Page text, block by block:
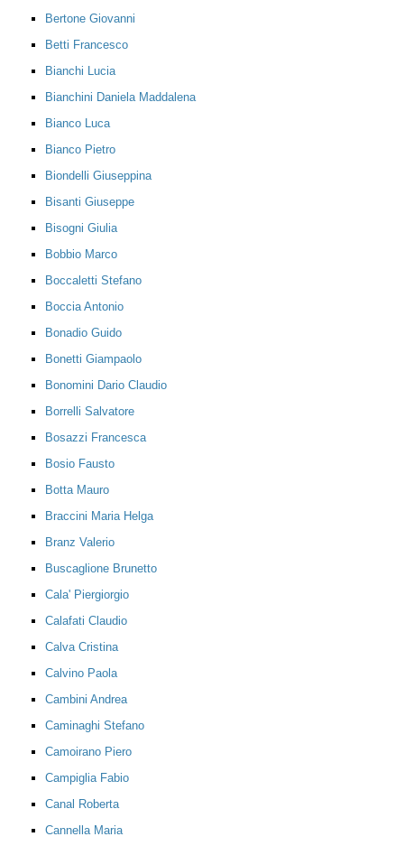
Bertone Giovanni
Betti Francesco
Bianchi Lucia
Bianchini Daniela Maddalena
Bianco Luca
Bianco Pietro
Biondelli Giuseppina
Bisanti Giuseppe
Bisogni Giulia
Bobbio Marco
Boccaletti Stefano
Boccia Antonio
Bonadio Guido
Bonetti Giampaolo
Bonomini Dario Claudio
Borrelli Salvatore
Bosazzi Francesca
Bosio Fausto
Botta Mauro
Braccini Maria Helga
Branz Valerio
Buscaglione Brunetto
Cala' Piergiorgio
Calafati Claudio
Calva Cristina
Calvino Paola
Cambini Andrea
Caminaghi Stefano
Camoirano Piero
Campiglia Fabio
Canal Roberta
Cannella Maria